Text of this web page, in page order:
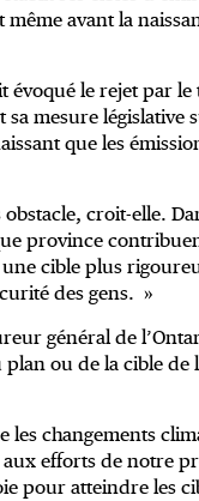
avant la
évoqué le rejet par
mesure législative
que les
croit-elle.
province
cible plus
des gens. »
général de
ou de la cible de
les changements
efforts de notre
pour atteindre les